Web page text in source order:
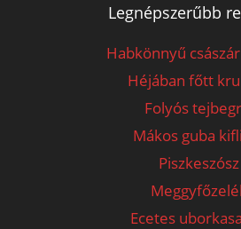
Legnépszerűbb
Habkönnyű
Héjában főtt
Folyós
Mákos guba
Piszkeszósz
Ecetes